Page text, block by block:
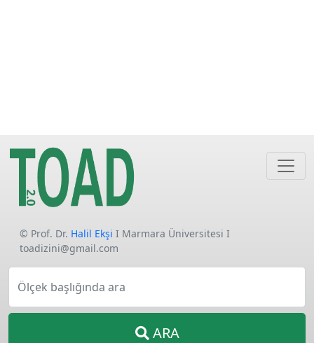
© Prof. Dr. Halil Ekşi I Marmara Üniversitesi I
toadizini@gmail.com
Ölçek başlığında ara
ARA